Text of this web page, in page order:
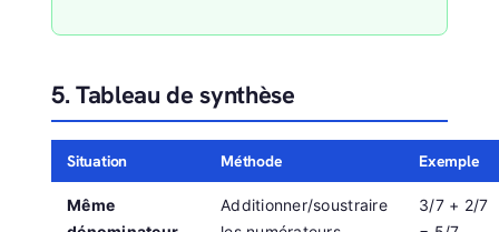
5. Tableau de synthèse
Situation Méthode Exemple
Même
Additionner/soustraire
3/7 + 2/7